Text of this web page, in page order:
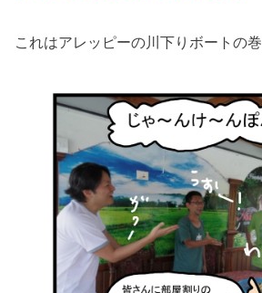
これはアレッピーの川下りボートの巻